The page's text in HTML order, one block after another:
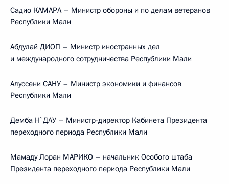
Садио КАМАРА – Министр обороны и по делам ветеранов
Республики Мали
Абдулай ДИОП – Министр иностранных дел
и международного сотрудничества Республики Мали
Алуссени САНУ – Министр экономики и финансов
Республики Мали
Демба Н`ДАУ – Министр-директор Кабинета Президента
переходного периода Республики Мали
Мамаду Лоран МАРИКО – начальник Особого штаба
Президента переходного периода Республики Мали